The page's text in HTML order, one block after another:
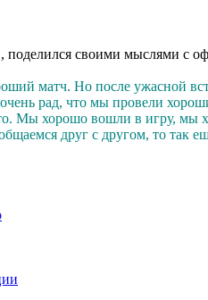
своими мыслями с
матч. Но после ужасной
рад, что мы провели
Мы хорошо вошли в игру, мы
друг с другом, то